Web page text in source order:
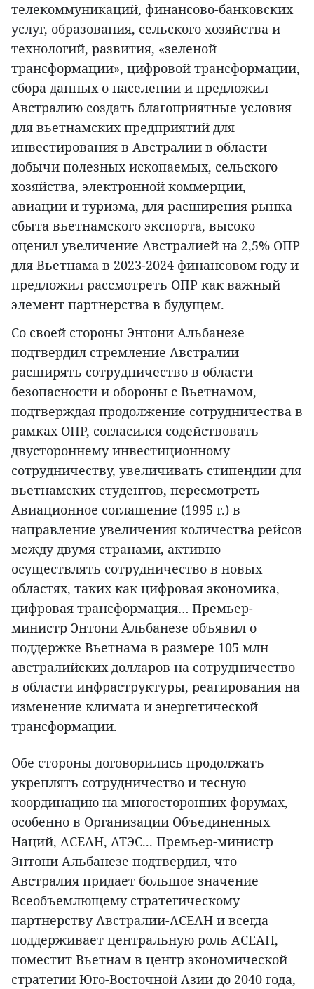
телекоммуникаций, финансово-банковских
услуг, образования, сельского хозяйства и
технологий, развития, «зеленой
трансформации», цифровой трансформации,
сбора данных о населении и предложил
Австралию создать благоприятные условия
для вьетнамских предприятий для
инвестирования в Австралии в области
добычи полезных ископаемых, сельского
хозяйства, электронной коммерции,
авиации и туризма, для расширения рынка
сбыта вьетнамского экспорта, высоко
оценил увеличение Австралией на 2,5% ОПР
для Вьетнама в 2023-2024 финансовом году и
предложил рассмотреть ОПР как важный
элемент партнерства в будущем.
Со своей стороны Энтони Альбанезе
подтвердил стремление Австралии
расширять сотрудничество в области
безопасности и обороны с Вьетнамом,
подтверждая продолжение сотрудничества в
рамках ОПР, согласился содействовать
двустороннему инвестиционному
сотрудничеству, увеличивать стипендии для
вьетнамских студентов, пересмотреть
Авиационное соглашение (1995 г.) в
направление увеличения количества рейсов
между двумя странами, активно
осуществлять сотрудничество в новых
областях, таких как цифровая экономика,
цифровая трансформация… Премьер-
министр Энтони Альбанезе объявил о
поддержке Вьетнама в размере 105 млн
австралийских долларов на сотрудничество
в области инфраструктуры, реагирования на
изменение климата и энергетической
трансформации.
Обе стороны договорились продолжать
укреплять сотрудничество и тесную
координацию на многосторонних форумах,
особенно в Организации Объединенных
Наций, АСЕАН, АТЭС... Премьер-министр
Энтони Альбанезе подтвердил, что
Австралия придает большое значение
Всеобъемлющему стратегическому
партнерству Австралии-АСЕАН и всегда
поддерживает центральную роль АСЕАН,
поместит Вьетнам в центр экономической
стратегии Юго-Восточной Азии до 2040 года,